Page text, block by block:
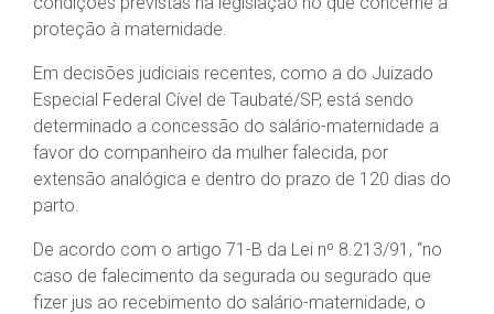
proteção à maternidade.
Em decisões judiciais recentes, como a do Juizado
Especial Federal Cível de Taubaté/SP, está sendo
determinado a concessão do salário-maternidade a
favor do companheiro da mulher falecida, por
extensão analógica e dentro do prazo de 120 dias do
parto.
De acordo com o artigo 71-B da Lei nº 8.213/91, “no
caso de falecimento da segurada ou segurado que
fizer jus ao recebimento do salário-maternidade, o